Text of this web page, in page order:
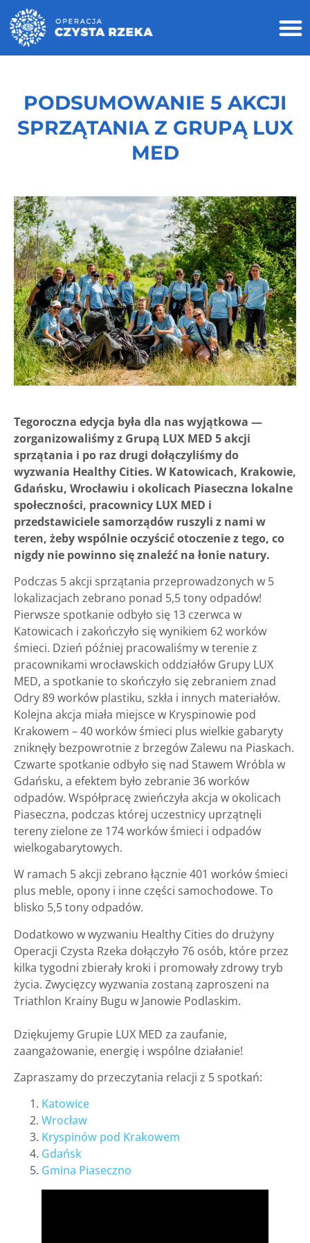
PODSUMOWANIE 5 AKCJI
SPRZĄTANIA Z GRUPĄ LUX
MED
Tegoroczna edycja była dla nas wyjątkowa —
zorganizowaliśmy z Grupą LUX MED 5 akcji
sprzątania i po raz drugi dołączyliśmy do
wyzwania Healthy Cities. W Katowicach, Krakowie,
Gdańsku, Wrocławiu i okolicach Piaseczna lokalne
społeczności, pracownicy LUX MED i
przedstawiciele samorządów ruszyli z nami w
teren, żeby wspólnie oczyścić otoczenie z tego, co
nigdy nie powinno się znaleźć na łonie natury.
Podczas 5 akcji sprzątania przeprowadzonych w 5
lokalizacjach zebrano ponad 5,5 tony odpadów!
Pierwsze spotkanie odbyło się 13 czerwca w
Katowicach i zakończyło się wynikiem 62 worków
śmieci. Dzień później pracowaliśmy w terenie z
pracownikami wrocławskich oddziałów Grupy LUX
MED, a spotkanie to skończyło się zebraniem znad
Odry 89 worków plastiku, szkła i innych materiałów.
Kolejna akcja miała miejsce w Kryspinowie pod
Krakowem – 40 worków śmieci plus wielkie gabaryty
zniknęły bezpowrotnie z brzegów Zalewu na Piaskach.
Czwarte spotkanie odbyło się nad Stawem Wróbla w
Gdańsku, a efektem było zebranie 36 worków
odpadów. Współpracę zwieńczyła akcja w okolicach
Piaseczna, podczas której uczestnicy uprzątnęli
tereny zielone ze 174 worków śmieci i odpadów
wielkogabarytowych.
W ramach 5 akcji zebrano łącznie 401 worków śmieci
plus meble, opony i inne części samochodowe. To
blisko 5,5 tony odpadów.
Dodatkowo w wyzwaniu Healthy Cities do drużyny
Operacji Czysta Rzeka dołączyło 76 osób, które przez
kilka tygodni zbierały kroki i promowały zdrowy tryb
życia. Zwycięzcy wyzwania zostaną zaproszeni na
Triathlon Krainy Bugu w Janowie Podlaskim.
Dziękujemy Grupie LUX MED za zaufanie,
zaangażowanie, energię i wspólne działanie!
Zapraszamy do przeczytania relacji z 5 spotkań:
Katowice
Wrocław
Kryspinów pod Krakowem
Gdańsk
Gmina Piaseczno